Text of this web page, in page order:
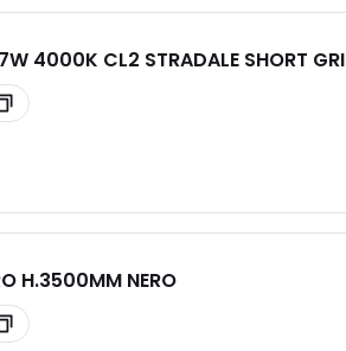
4000K CL2 STRADALE SHORT GRI
H.3500MM NERO